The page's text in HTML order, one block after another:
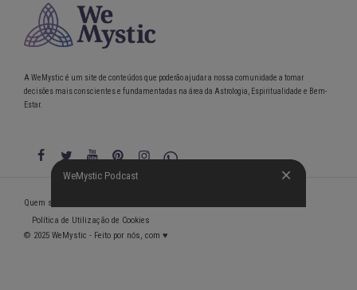
WeMystic Podcast
A WeMystic é um site de conteúdos que poderão ajudar a nossa comunidade a tomar
decisões mais conscientes e fundamentadas na área da Astrologia, Espiritualidade e Bem-
Estar.
WeMystic Podcast
Quem somos
Política de Utilização de Cookies
© 2025 WeMystic - Feito por nós, com ♥